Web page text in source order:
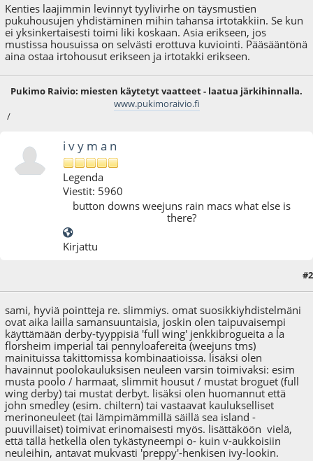
Kenties laajimmin levinnyt tyylivirhe on täysmustien
pukuhousujen yhdistäminen mihin tahansa irtotakkiin. Se kun
ei yksinkertaisesti toimi liki koskaan. Asia erikseen, jos
mustissa housuissa on selvästi erottuva kuviointi. Pääsääntönä
aina ostaa irtohousut erikseen ja irtotakki erikseen.
Pukimo Raivio: miesten käytetyt vaatteet - laatua järkihinnalla.
www.pukimoraivio.fi
/
i v y m a n
Legenda
Viestit: 5960
button downs weejuns rain macs what else is
there?
Kirjattu
#2
sami, hyviä pointteja re. slimmiys. omat suosikkiyhdistelmäni
ovat aika lailla samansuuntaisia, joskin olen taipuvaisempi
käyttämään derby-tyyppisiä 'full wing' jenkkibrogueita a la
florsheim imperial tai pennyloafereita (weejuns tms)
mainituissa takittomissa kombinaatioissa. lisäksi olen
havainnut poolokauluksisen neuleen varsin toimivaksi: esim
musta poolo / harmaat, slimmit housut / mustat broguet (full
wing derby) tai mustat derbyt. lisäksi olen huomannut että
john smedley (esim. chiltern) tai vastaavat kaulukselliset
merinoneuleet (tai lämpimämmillä säillä sea island -
puuvillaiset) toimivat erinomaisesti myös. lisättäköön vielä,
että tällä hetkellä olen tykästyneempi o- kuin v-aukkoisiin
neuleihin, antavat mukvasti 'preppy'-henkisen ivy-lookin.